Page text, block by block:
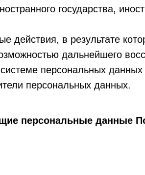
государства,
действия, в результате
дальнейшего
персональных данных
персональных данных.
персональные данные